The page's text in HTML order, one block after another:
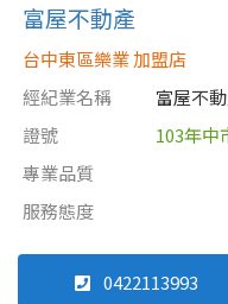
富屋不動產
台中東區樂業 加盟店
經紀業名稱
富屋不
證號
103年中
專業品質
服務態度
0422113993